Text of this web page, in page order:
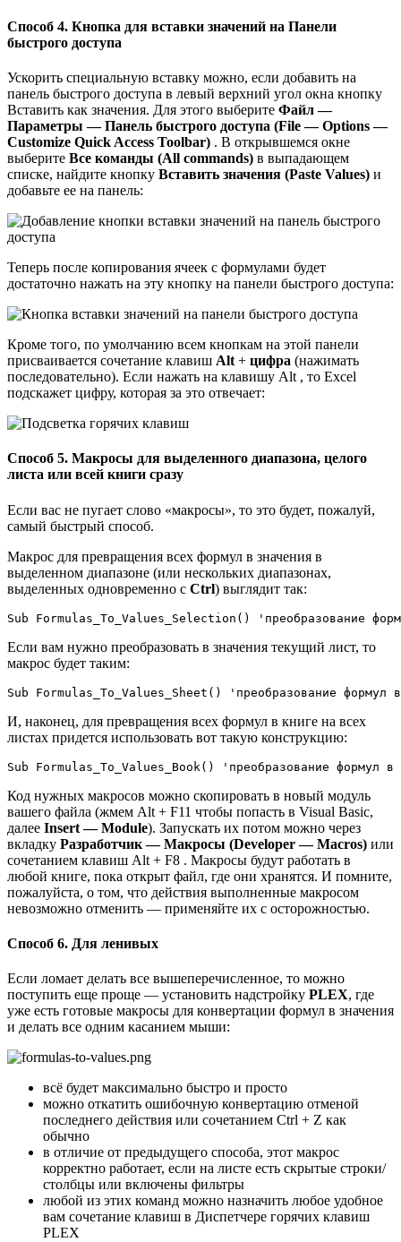
Способ 4. Кнопка для вставки значений на Панели
быстрого доступа
Ускорить специальную вставку можно, если добавить на
панель быстрого доступа в левый верхний угол окна кнопку
Вставить как значения. Для этого выберите Файл —
Параметры — Панель быстрого доступа (File — Options —
Customize Quick Access Toolbar) . В открывшемся окне
выберите Все команды (All commands) в выпадающем
списке, найдите кнопку Вставить значения (Paste Values) и
добавьте ее на панель:
Теперь после копирования ячеек с формулами будет
достаточно нажать на эту кнопку на панели быстрого доступа:
Кроме того, по умолчанию всем кнопкам на этой панели
присваивается сочетание клавиш Alt + цифра (нажимать
последовательно). Если нажать на клавишу Alt , то Excel
подскажет цифру, которая за это отвечает:
Способ 5. Макросы для выделенного диапазона, целого
листа или всей книги сразу
Если вас не пугает слово «макросы», то это будет, пожалуй,
самый быстрый способ.
Макрос для превращения всех формул в значения в
выделенном диапазоне (или нескольких диапазонах,
выделенных одновременно с Ctrl) выглядит так:
Sub Formulas_To_Values_Selection() 'преобразование
Если вам нужно преобразовать в значения текущий лист, то
макрос будет таким:
Sub Formulas_To_Values_Sheet() 'преобразование
И, наконец, для превращения всех формул в книге на всех
листах придется использовать вот такую конструкцию:
Sub Formulas_To_Values_Book() 'преобразование формул
Код нужных макросов можно скопировать в новый модуль
вашего файла (жмем Alt + F11 чтобы попасть в Visual Basic,
далее Insert — Module). Запускать их потом можно через
вкладку Разработчик — Макросы (Developer — Macros) или
сочетанием клавиш Alt + F8 . Макросы будут работать в
любой книге, пока открыт файл, где они хранятся. И помните,
пожалуйста, о том, что действия выполненные макросом
невозможно отменить — применяйте их с осторожностью.
Способ 6. Для ленивых
Если ломает делать все вышеперечисленное, то можно
поступить еще проще — установить надстройку PLEX, где
уже есть готовые макросы для конвертации формул в значения
и делать все одним касанием мыши:
всё будет максимально быстро и просто
можно откатить ошибочную конвертацию отменой
последнего действия или сочетанием Ctrl + Z как
обычно
в отличие от предыдущего способа, этот макрос
корректно работает, если на листе есть скрытые строки/
столбцы или включены фильтры
любой из этих команд можно назначить любое удобное
вам сочетание клавиш в Диспетчере горячих клавиш
PLEX